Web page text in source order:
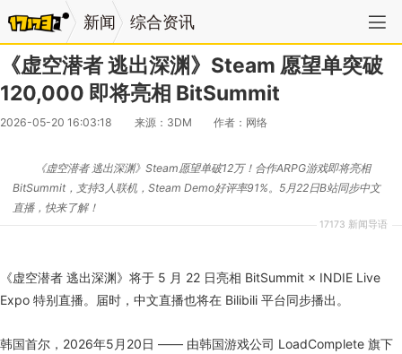
新闻 综合资讯
《虚空潜者 逃出深渊》Steam 愿望单突破
120,000 即将亮相 BitSummit
2026-05-20 16:03:18 来源：3DM 作者：网络
17173 新闻导语
《虚空潜者 逃出深渊》Steam愿望单破12万！合作ARPG游戏即将亮相
BitSummit，支持3人联机，Steam Demo好评率91%。5月22日B站同步中文
直播，快来了解！
《虚空潜者 逃出深渊》将于 5 月 22 日亮相 BitSummit × INDIE Live
Expo 特别直播。届时，中文直播也将在 Bilibili 平台同步播出。
韩国首尔，2026年5月20日 —— 由韩国游戏公司 LoadComplete 旗下